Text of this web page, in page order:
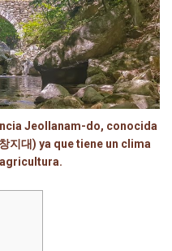
Jeollanam-do, conocida
지대) ya que tiene un clima